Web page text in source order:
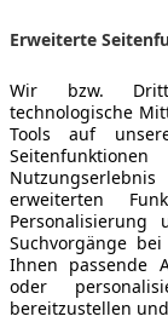
und 12V-
vorn (LED)
Radio
Bluetooth-
Schnittstelle
Notruf
Blinkleuchte
Stoff
Mehr
Erweiterte
Wir bzw.
technologische
Tools auf
erweiterten
Suchvorgänge
Ihnen passende
oder
bereitzustellen